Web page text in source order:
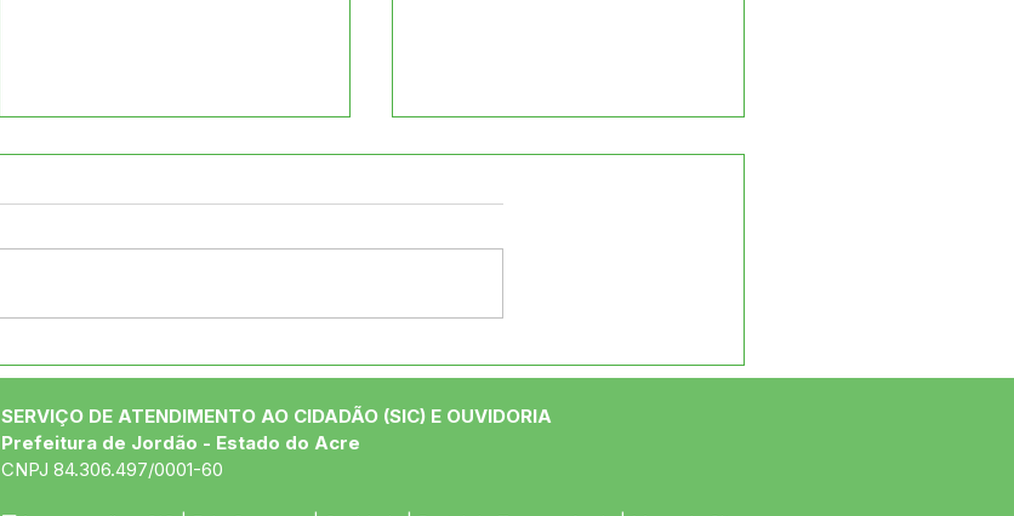
Christi
das Mães!
SERVIÇO DE ATENDIMENTO AO CIDADÃO (SIC) E OUVIDORIA
Prefeitura de Jordão - Estado do Acre
CNPJ 84.306.497/0001-60